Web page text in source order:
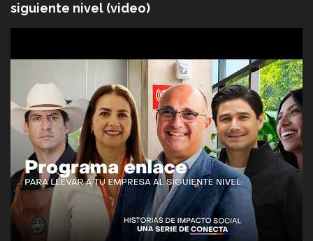
siguiente nivel (video)